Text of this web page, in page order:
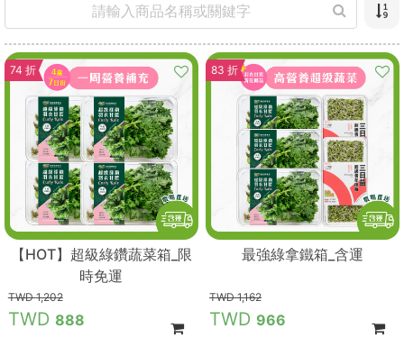
74 折
【HOT】超級綠鑽蔬菜箱_限
時免運
1,202
888
83 折
最強綠拿鐵箱_含運
1,162
966